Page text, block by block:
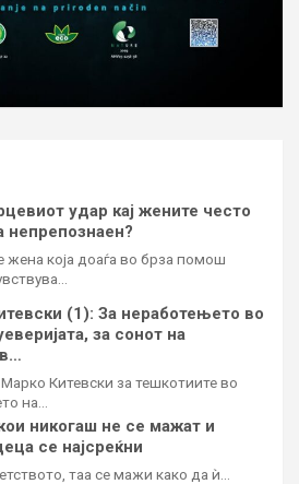
удар кај жените често
непрепознаен?
жена која доаѓа во брза помош
(1): За неработењето во
за сонот на
Китевски за тешкотиите во
на…
никогаш не се мажат и
се најсреќни
таа се мажи како да ѝ…